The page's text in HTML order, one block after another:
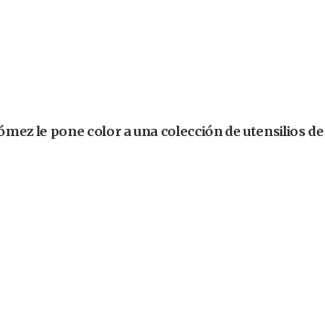
le pone color a una colección de utensilios